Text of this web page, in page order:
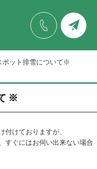
ット排雪について※
※
付けておりますが、
すぐにはお伺い出来ない場合